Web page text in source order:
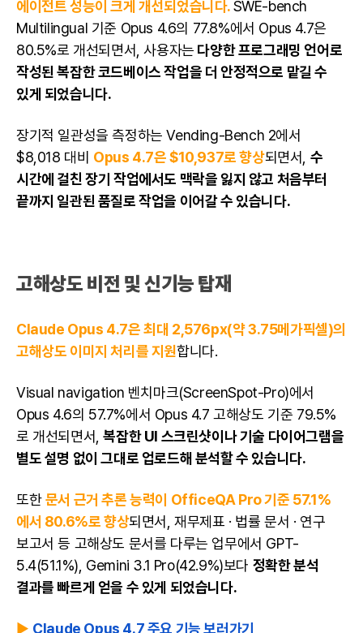
에이전트 성능이 크게 개선되었습니다.SWE-bench
Multilingual 기준 Opus 4.6의 77.8%에서 Opus 4.7은
80.5%로 개선되면서, 사용자는 다양한 프로그래밍 언어로
작성된 복잡한 코드베이스 작업을 더 안정적으로 맡길 수
있게 되었습니다.
장기적 일관성을 측정하는 Vending-Bench 2에서
$8,018 대비 Opus 4.7은 $10,937로 향상되면서, 수
시간에 걸친 장기 작업에서도 맥락을 잃지 않고 처음부터
끝까지 일관된 품질로 작업을 이어갈 수 있습니다.
고해상도 비전 및 신기능 탑재
Claude Opus 4.7은 최대 2,576px(약 3.75메가픽셀)의
고해상도 이미지 처리를 지원합니다.
Visual navigation 벤치마크(ScreenSpot-Pro)에서
Opus 4.6의 57.7%에서 Opus 4.7 고해상도 기준 79.5%
로 개선되면서,복잡한 UI 스크린샷이나 기술 다이어그램을
별도 설명 없이 그대로 업로드해 분석할 수 있습니다.
또한문서 근거 추론 능력이 OfficeQA Pro 기준 57.1%
에서 80.6%로 향상되면서, 재무제표 · 법률 문서 · 연구
보고서 등 고해상도 문서를 다루는 업무에서 GPT-
5.4(51.1%), Gemini 3.1 Pro(42.9%)보다 정확한 분석
결과를 빠르게 얻을 수 있게 되었습니다.
▶ Claude Opus 4.7 주요 기능 보러가기